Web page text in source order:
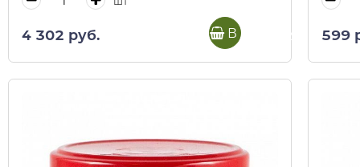
4 302 руб. В корзину 599